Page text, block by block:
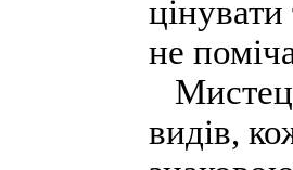
не
видів,